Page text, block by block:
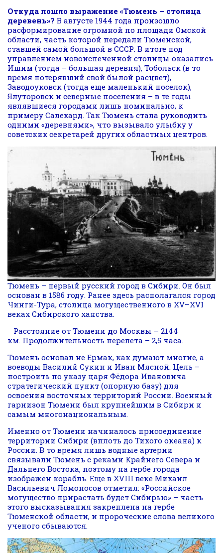
Откуда пошло выражение «Тюмень – столица
деревень»? В августе 1944 года произошло
расформирование огромной по площади Омской
области, часть которой передали Тюменской,
ставшей самой большой в СССР. В итоге под
управлением новоиспеченной столицы оказались
Ишим (тогда – большая деревня), Тобольск (в то
время потерявший свой былой расцвет),
Заводоуковск (тогда еще маленький поселок),
Ялуторовск и северные поселения – в те годы
являвшиеся городами лишь номинально, к
примеру Салехард. Так Тюмень стала руководить
одними «деревнями», что вызывало улыбку у
советских секретарей других областных центров.
Тюмень – первый русский город в Сибири. Он был
основан в 1586 году. Ранее здесь располагался город
Чинги-Тура, столица могущественного в XV–XVI
веках Сибирского ханства.
Расстояние от Тюмени до Москвы – 2144
км. Продолжительность перелета – 2,5 часа.
Тюмень основал не Ермак, как думают многие, а
воеводы Василий Сукин и Иван Мясной. Цель –
построить по указу царя Фёдора Ивановича
стратегический пункт (опорную базу) для
освоения восточных территорий России. Военный
гарнизон Тюмени был крупнейшим в Сибири и
самым многонациональным.
Именно от Тюмени начиналось присоединение
территории Сибири (вплоть до Тихого океана) к
России. В то время лишь водные артерии
связывали Тюмень с реками Крайнего Севера и
Дальнего Востока, поэтому на гербе города
изображен корабль. Еще в XVIII веке Михаил
Васильевич Ломоносов отметил: «Российское
могущество прирастать будет Сибирью» – часть
этого высказывания закреплена на гербе
Тюменской области, и пророческие слова великого
ученого сбываются.